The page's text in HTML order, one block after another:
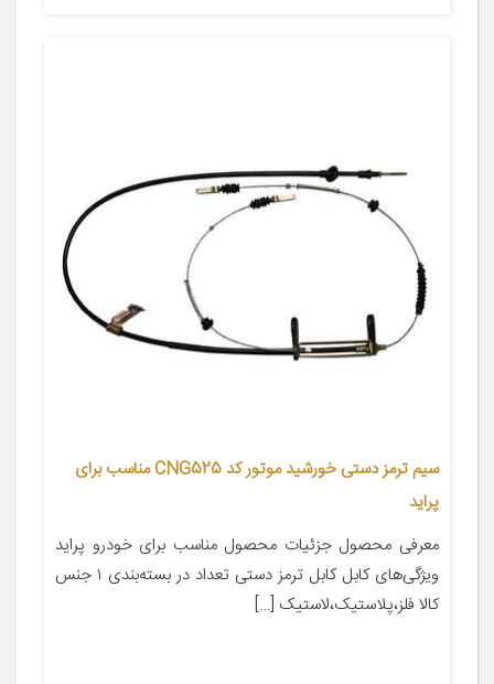
سیم ترمز دستی خورشید موتور کد CNG525 مناسب برای
پراید
معرفی محصول جزئیات محصول مناسب برای خودرو پراید
ویژگی‌های کابل کابل ترمز دستی تعداد در بسته‌بندی ۱ جنس
کالا فلز،پلاستیک،لاستیک […]